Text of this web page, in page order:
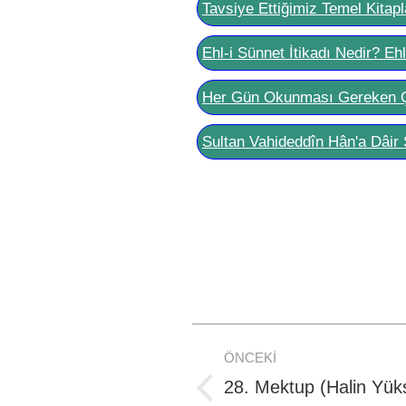
Tavsiye Ettiğimiz Temel
Ehl-i Sünnet İtikadı Nedir?
Her Gün Okunması Gereken
Sultan Vahideddîn Hân'a Dâir
Post
navigation
ÖNCEKI
Previous
28. Mektup (Halin